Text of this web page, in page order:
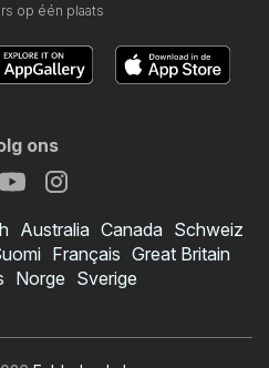
op één plaats
ons
Australia Canada Schweiz
Français Great Britain
Norge Sverige